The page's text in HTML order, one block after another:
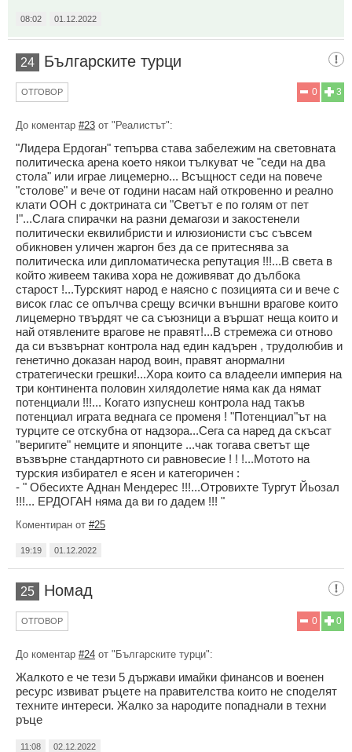
08:02 01.12.2022
24 Българските турци
3
0
ОТГОВОР
До коментар #23 от "Реалистът":
"Лидера Ердоган" тепърва става забележим на световната
политическа арена което някои тълкуват че "седи на два
стола" или играе лицемерно... Всъщност седи на повече
"столове" и вече от години насам най откровенно и реално
клати ООН с доктрината си "Светът е по голям от пет
!"...Слага спирачки на разни демагози и закостенели
политически еквилибристи и илюзионисти със съвсем
обикновен уличен жаргон без да се притеснява за
политическа или дипломатическа репутация !!!...В света в
който живеем такива хора не доживяват до дълбока
старост !...Турският народ е наясно с позицията си и вече с
висок глас се опълчва срещу всички външни врагове които
лицемерно твърдят че са съюзници а вършат неща които и
най отявлените врагове не правят!...В стремежа си отново
да си възвърнат контрола над един кадърен , трудолюбив и
генетично доказан народ воин, правят анормални
стратегически грешки!...Хора които са владеели империя на
три континента половин хилядолетие няма как да нямат
потенциали !!!... Когато изпуснеш контрола над такъв
потенциал играта веднага се променя ! "Потенциал"ът на
турците се отскубна от надзора...Сега са наред да скъсат
"веригите" немците и японците ...чак тогава светът ще
възвърне стандартното си равновесие ! ! !...Мотото на
турския избирател е ясен и категоричен :
- " Обесихте Аднан Мендерес !!!...Отровихте Тургут Йьозал
!!!... ЕРДОГАН няма да ви го дадем !!! "
Коментиран от #25
19:19 01.12.2022
25 Номад
0
0
ОТГОВОР
До коментар #24 от "Българските турци":
Жалкото е че тези 5 държави имайки финансов и военен
ресурс извиват ръцете на правителства които не споделят
техните интереси. Жалко за народите попаднали в техни
ръце
11:08 02.12.2022